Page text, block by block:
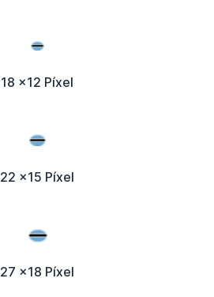
18 x12 Píxel
22 x15 Píxel
27 x18 Píxel